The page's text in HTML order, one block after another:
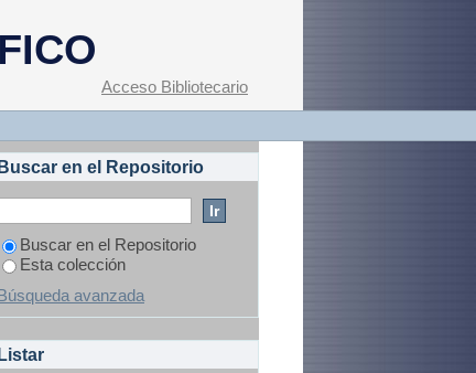
Acceso Bibliotecario
en el Repositorio
Buscar en el Repositorio
Esta colección
avanzada